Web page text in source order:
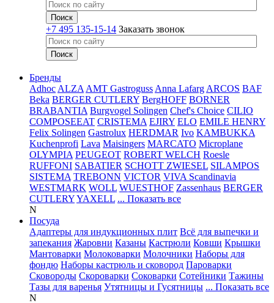
+7 495 135-15-14 Заказать звонок
Бренды
Adhoc ALZA AMT Gastroguss Anna Lafarg ARCOS BAF
Beka BERGER CUTLERY BergHOFF BORNER
BRABANTIA Burgvogel Solingen Chef's Choice CILIO
COMPOSEEAT CRISTEMA EJIRY ELO EMILE HENRY
Felix Solingen Gastrolux HERDMAR Ivo KAMBUKKA
Kuchenprofi Lava Maisingers MARCATO Microplane
OLYMPIA PEUGEOT ROBERT WELCH Roesle
RUFFONI SABATIER SCHOTT ZWIESEL SILAMPOS
SISTEMA TREBONN VICTOR VIVA Scandinavia
WESTMARK WOLL WUESTHOF Zassenhaus BERGER
CUTLERYYAXELL ... Показать все
N
Посуда
Адаптеры для индукционных плит Всё для выпечки и
запекания Жаровни Казаны Кастрюли Ковши Крышки
Мантоварки Молоковарки Молочники Наборы для
фондю Наборы кастрюль и сковород Пароварки
Сковороды Скороварки Соковарки Сотейники Тажины
Тазы для варенья Утятницы и Гусятницы ... Показать все
N